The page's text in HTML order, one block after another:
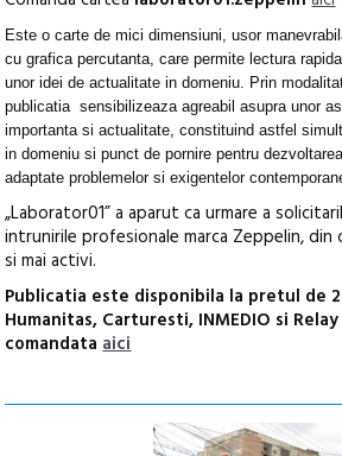
Este o carte de mici dimensiuni, usor
cu grafica percutanta, care permite lectura
unor idei de actualitate in domeniu. Prin
publicatia sensibilizeaza agreabil asupra unor
importanta si actualitate, constituind astfel
in domeniu si punct de pornire pentru
adaptate problemelor si exigentelor
„Laborator01” a aparut ca urmare a
intrunirile profesionale marca Zeppelin, din
si mai activi.
Publicatia este disponibila la pretul de
Humanitas, Carturesti, INMEDIO si
comandataaici